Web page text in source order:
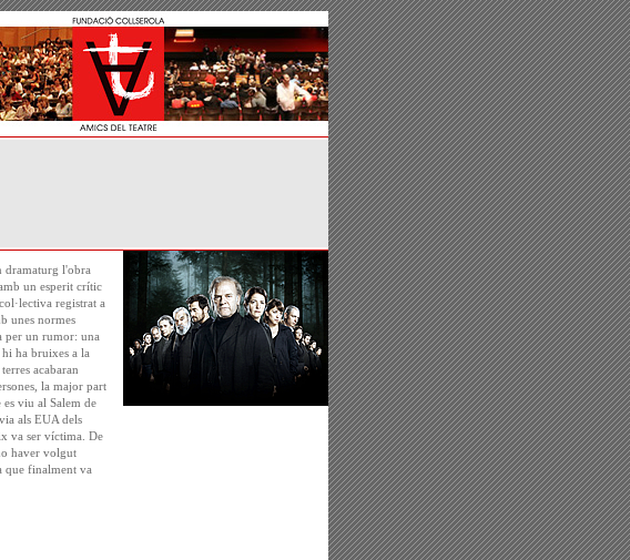
dramaturg l'obra
un esperit crític
registrat a
unes normes
per un rumor: una
ha bruixes a la
acabaran
la major part
viu al Salem de
als EUA dels
va ser víctima. De
haver volgut
que finalment va